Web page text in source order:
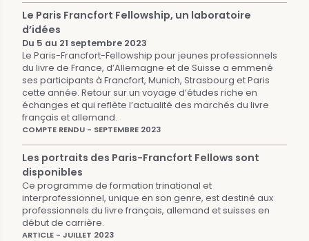
Le Paris Francfort Fellowship, un laboratoire
d’idées
Du 5 au 21 septembre 2023
Le Paris-Francfort-Fellowship pour jeunes professionnels
du livre de France, d’Allemagne et de Suisse a emmené
ses participants à Francfort, Munich, Strasbourg et Paris
cette année. Retour sur un voyage d’études riche en
échanges et qui reflète l’actualité des marchés du livre
français et allemand.
COMPTE RENDU - SEPTEMBRE 2023
Les portraits des Paris-Francfort Fellows sont
disponibles
Ce programme de formation trinational et
interprofessionnel, unique en son genre, est destiné aux
professionnels du livre français, allemand et suisses en
début de carrière.
ARTICLE - JUILLET 2023